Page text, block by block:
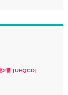
2番 [UHQCD]